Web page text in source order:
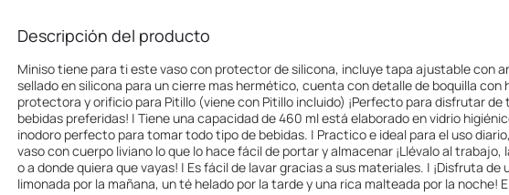
Descripción del producto
Miniso tiene para ti este vaso con protector de silicona, incluye tapa ajustable con
sellado en silicona para un cierre mas hermético, cuenta con detalle de boquilla con
protectora y orificio para Pitillo (viene con Pitillo incluido) ¡Perfecto para disfrutar de
bebidas preferidas! | Tiene una capacidad de 460 ml está elaborado en vidrio
inodoro perfecto para tomar todo tipo de bebidas. | Practico e ideal para el uso
vaso con cuerpo liviano lo que lo hace fácil de portar y almacenar ¡Llévalo al trabajo,
o a donde quiera que vayas! | Es fácil de lavar gracias a sus materiales. | ¡Disfruta de
limonada por la mañana, un té helado por la tarde y una rica malteada por la noche!